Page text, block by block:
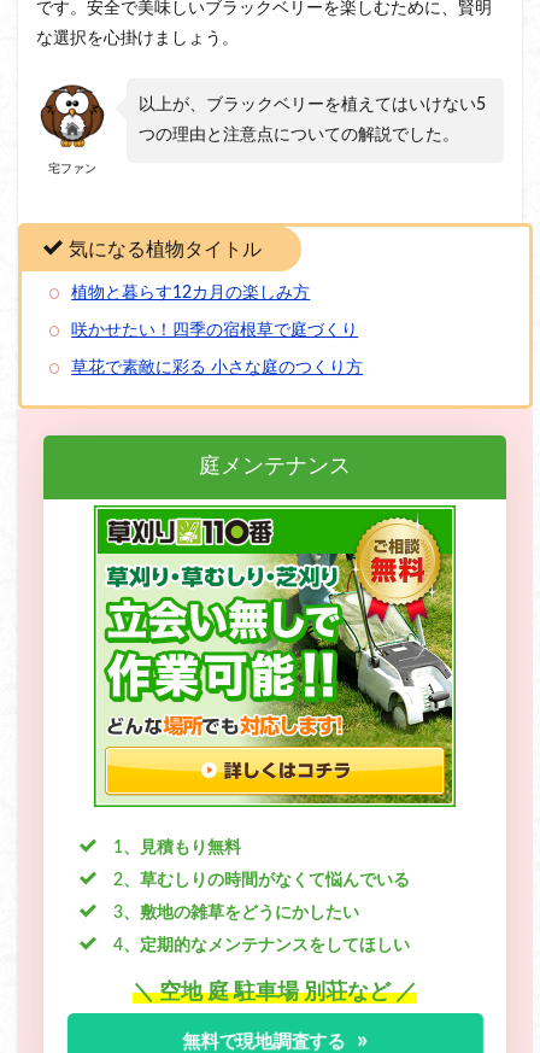
です。安全で美味しいブラックベリーを楽しむために、賢明
な選択を心掛けましょう。
宅ファン
以上が、ブラックベリーを植えてはいけない5
つの理由と注意点についての解説でした。
気になる植物タイトル
植物と暮らす12カ月の楽しみ方
咲かせたい！四季の宿根草で庭づくり
草花で素敵に彩る 小さな庭のつくり方
庭メンテナンス
1、見積もり無料
2、草むしりの時間がなくて悩んでいる
3、敷地の雑草をどうにかしたい
4、定期的なメンテナンスをしてほしい
＼ 空地 庭 駐車場 別荘など ／
無料で現地調査する